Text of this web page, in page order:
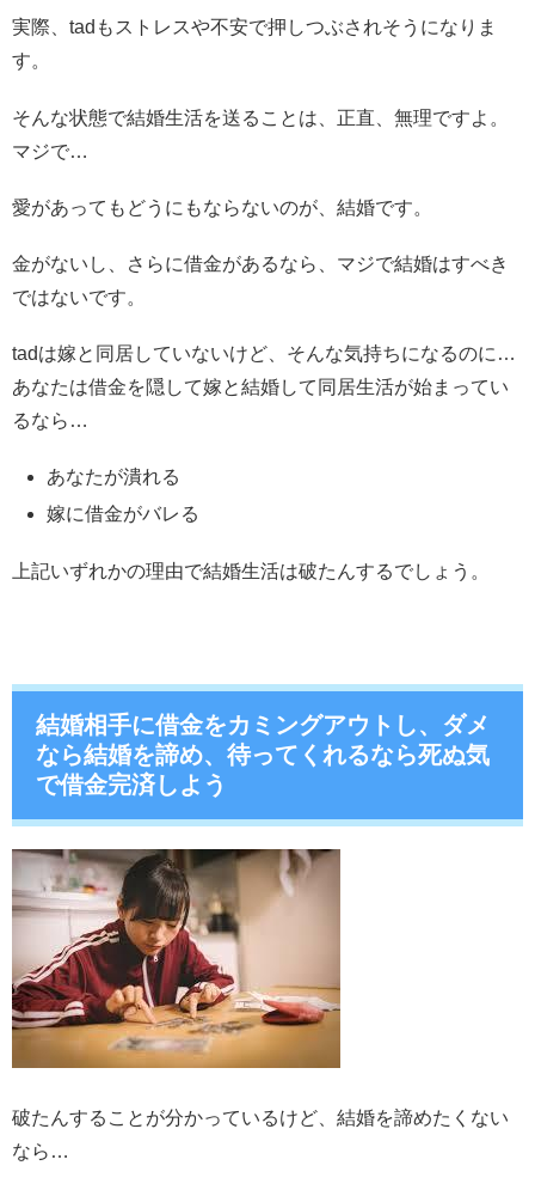
実際、tadもストレスや不安で押しつぶされそうになりま
す。
そんな状態で結婚生活を送ることは、正直、無理ですよ。
マジで…
愛があってもどうにもならないのが、結婚です。
金がないし、さらに借金があるなら、マジで結婚はすべき
ではないです。
tadは嫁と同居していないけど、そんな気持ちになるのに…
あなたは借金を隠して嫁と結婚して同居生活が始まってい
るなら…
あなたが潰れる
嫁に借金がバレる
上記いずれかの理由で結婚生活は破たんするでしょう。
結婚相手に借金をカミングアウトし、ダメ
なら結婚を諦め、待ってくれるなら死ぬ気
で借金完済しよう
破たんすることが分かっているけど、結婚を諦めたくない
なら…